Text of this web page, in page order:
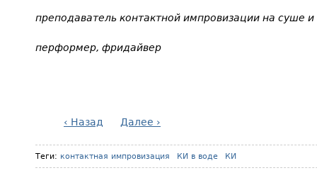
преподаватель контактной импровизации на суше и
перформер, фридайвер
‹ Назад Далее ›
Теги: контактная импровизация КИ в воде КИ